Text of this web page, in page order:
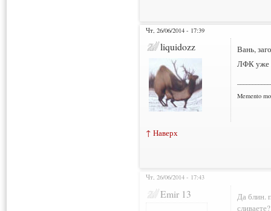
Чт, 26/06/2014 - 17:39
liquidozz
Вань,
ЛФК уже
Memento
↑ Наверх
Чт, 26/06/2014 - 17:43
Emir 13
Да блин.